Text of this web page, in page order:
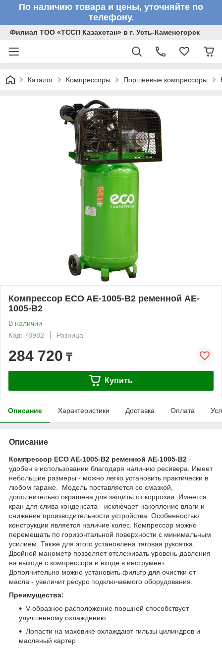
По наличию товара и цены, уточняйте по
телефону.
Филиал ТОО «ТССП Казахстан» в г. Усть-Каменогорск
Каталог Компрессоры Поршневые компрессоры
Компрессор ECO AE-1005-B2 ременной AE-
1005-B2
В наличии
Код: 78982
Розница
284 720 ₸
Купить
Описание Характеристики Доставка Оплата
Описание
Компрессор ECO AE-1005-B2 ременной AE-1005-B2 -
удобен в использовании благодаря наличию ресивера. Имеет
небольшие размеры - можно легко установить практически в
любом гараже. Модель поставляется со смазкой,
дополнительно окрашена для защиты от коррозии. Имеется
кран для слива конденсата - исключает накопление влаги и
снижение производительности устройства. Особенностью
конструкции является наличие колес. Компрессор можно
перемещать по горизонтальной поверхности с минимальным
усилием. Также для этого установлена тяговая рукоятка.
Двойной манометр позволяет отслеживать уровень давления
на выходе с компрессора и входе в инструмент.
Дополнительно можно установить фильтр для очистки от
масла - увеличит ресурс подключаемого оборудования.
Преимущества:
V-образное расположение поршней способствует
улучшенному охлаждению
Лопасти на маховике охлаждают гильзы цилиндров и
масляный картер